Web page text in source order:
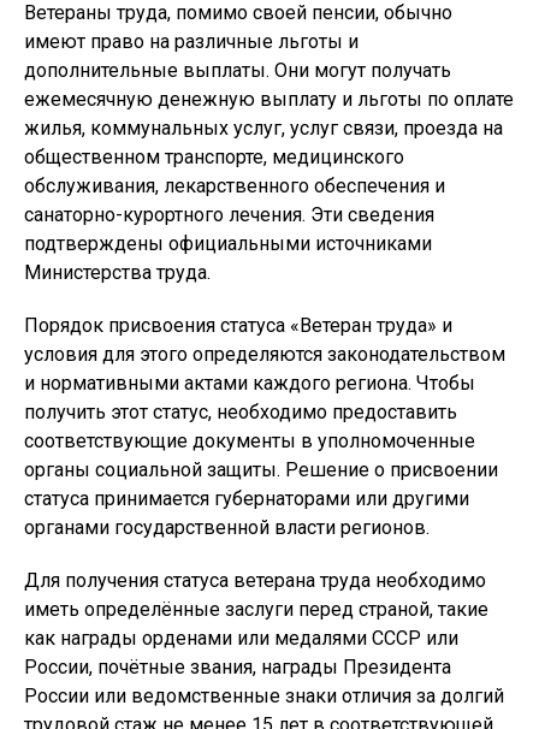
Ветераны труда, помимо своей пенсии, обычно
имеют право на различные льготы и
дополнительные выплаты. Они могут получать
ежемесячную денежную выплату и льготы по оплате
жилья, коммунальных услуг, услуг связи, проезда на
общественном транспорте, медицинского
обслуживания, лекарственного обеспечения и
санаторно-курортного лечения. Эти сведения
подтверждены официальными источниками
Министерства труда.
Порядок присвоения статуса «Ветеран труда» и
условия для этого определяются законодательством
и нормативными актами каждого региона. Чтобы
получить этот статус, необходимо предоставить
соответствующие документы в уполномоченные
органы социальной защиты. Решение о присвоении
статуса принимается губернаторами или другими
органами государственной власти регионов.
Для получения статуса ветерана труда необходимо
иметь определённые заслуги перед страной, такие
как награды орденами или медалями СССР или
России, почётные звания, награды Президента
России или ведомственные знаки отличия за долгий